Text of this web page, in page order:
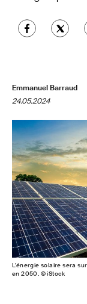
Emmanuel Barraud
24.05.2024
L’énergie solaire sera
en 2050. © iStock